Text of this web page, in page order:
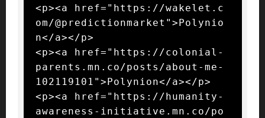
<p><a href="https://wakelet.c
om/@predictionmarket">Polynio
n</a></p>
<p><a href="https://colonial-
parents.mn.co/posts/about-me-
102119101">Polynion</a></p>
<p><a href="https://humanity-
awareness-initiative.mn.co/po